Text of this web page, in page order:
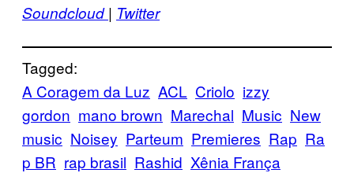
Soundcloud| Twitter
Tagged:
A Coragem da Luz ACL Criolo izzy
gordon mano brown Marechal Music New
music Noisey Parteum Premieres Rap Ra
p BR rap brasil Rashid Xênia França